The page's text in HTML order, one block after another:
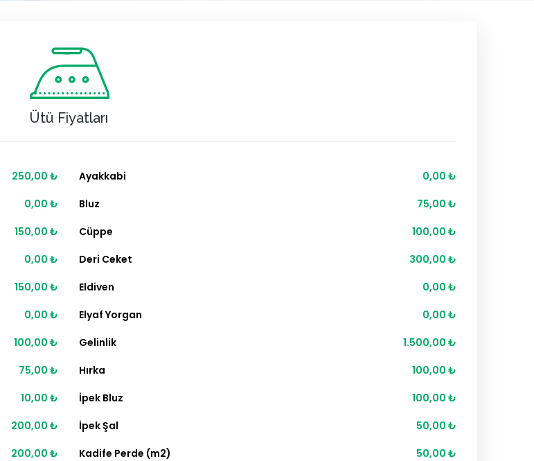
Ütü Fiyatları
250,00 ₺ Ayakkabi
0,00 ₺
0,00 ₺ Bluz
75,00 ₺
150,00 ₺ Cüppe
100,00 ₺
0,00 ₺ Deri Ceket
300,00 ₺
150,00 ₺ Eldiven
0,00 ₺
0,00 ₺ Elyaf Yorgan
0,00 ₺
100,00 ₺ Gelinlik
1.500,00 ₺
75,00 ₺ Hırka
100,00 ₺
10,00 ₺ İpek Bluz
100,00 ₺
200,00 ₺ İpek Şal
50,00 ₺
200,00 ₺ Kadife Perde (m2)
50,00 ₺